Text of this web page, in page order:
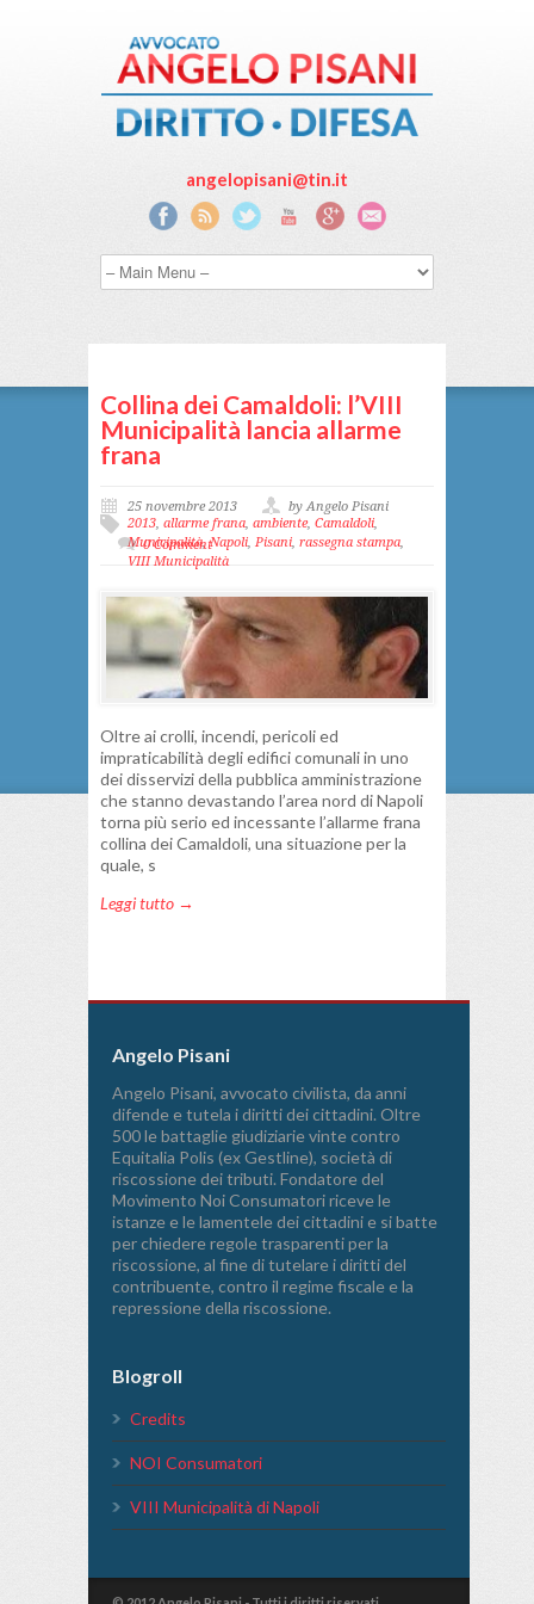
angelopisani@tin.it
Collina dei Camaldoli: l’VIII
Municipalità lancia allarme
frana
25 novembre 2013
by Angelo Pisani
2013, allarme frana, ambiente, Camaldoli,
Municipalità,Napoli, Pisani, rassegna stampa,
VIII Municipalità
0 Comment
Oltre ai crolli, incendi, pericoli ed
impraticabilità degli edifici comunali in uno
dei disservizi della pubblica amministrazione
che stanno devastando l’area nord di Napoli
torna più serio ed incessante l’allarme frana
collina dei Camaldoli, una situazione per la
quale, s
Leggi tutto →
Angelo Pisani
Angelo Pisani, avvocato civilista, da anni
difende e tutela i diritti dei cittadini. Oltre
500 le battaglie giudiziarie vinte contro
Equitalia Polis (ex Gestline), società di
riscossione dei tributi. Fondatore del
Movimento Noi Consumatori riceve le
istanze e le lamentele dei cittadini e si batte
per chiedere regole trasparenti per la
riscossione, al fine di tutelare i diritti del
contribuente, contro il regime fiscale e la
repressione della riscossione.
Blogroll
Credits
NOI Consumatori
VIII Municipalità di Napoli